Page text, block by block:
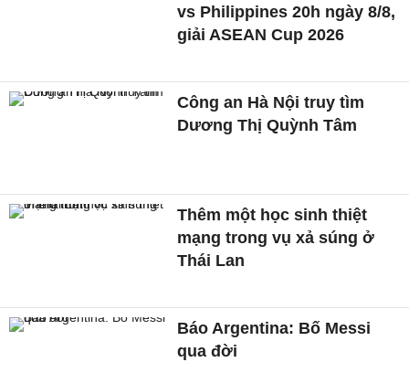
vs Philippines 20h ngày 8/8,
giải ASEAN Cup 2026
Công an Hà Nội truy tìm
Dương Thị Quỳnh Tâm
Thêm một học sinh thiệt
mạng trong vụ xả súng ở
Thái Lan
Báo Argentina: Bố Messi
qua đời